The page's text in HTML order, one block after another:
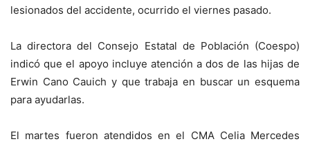
lesionados del accidente, ocurrido el viernes pasado.
La directora del Consejo Estatal de Población (Coespo)
indicó que el apoyo incluye atención a dos de las hijas de
Erwin Cano Cauich y que trabaja en buscar un esquema
para ayudarlas.
El martes fueron atendidos en el CMA Celia Mercedes